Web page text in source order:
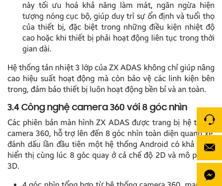
này tối ưu hoá khả năng làm mát, ngăn ngừa hiện
tượng nóng cục bộ, giúp duy trì sự ổn định và tuổi thọ
của thiết bị, đặc biệt trong những điều kiện nhiệt độ
cao hoặc khi thiết bị phải hoạt động liên tục trong thời
gian dài.
Hệ thống tản nhiệt 3 lớp của ZX ADAS không chỉ giúp nâng
cao hiệu suất hoạt động mà còn bảo vệ các linh kiện bên
trong, đảm bảo thiết bị luôn hoạt động bền bỉ và an toàn.
3.4 Công nghệ camera 360 với 8 góc nhìn
Các phiên bản màn hình ZX ADAS được trang bị hệ thống
camera 360, hỗ trợ lên đến 8 góc nhìn toàn diện quanh xe,
đánh dấu lần đầu tiên một hệ thống Android có khả năng
hiển thị cùng lúc 8 góc quay ở cả chế độ 2D và mô phỏng
3D.